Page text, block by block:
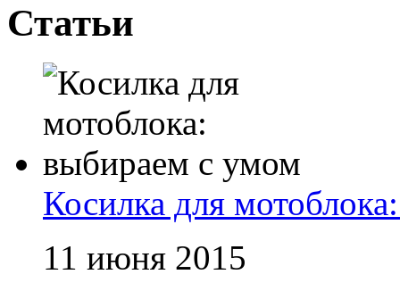
Статьи
Косилка для
11 июня 2015